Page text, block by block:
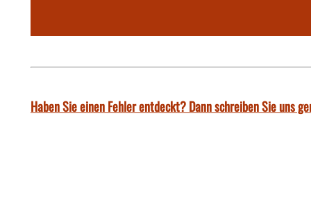
Haben Sie einen Fehler entdeckt? Dann schreiben Sie uns